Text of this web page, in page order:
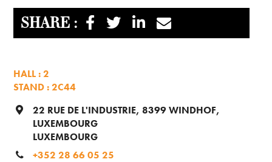
PARTNER
SHARE :
HALL : 2
STAND : 2C44
22 RUE DE L'INDUSTRIE, 8399 WINDHOF,
LUXEMBOURG
LUXEMBOURG
+352 28 66 05 25